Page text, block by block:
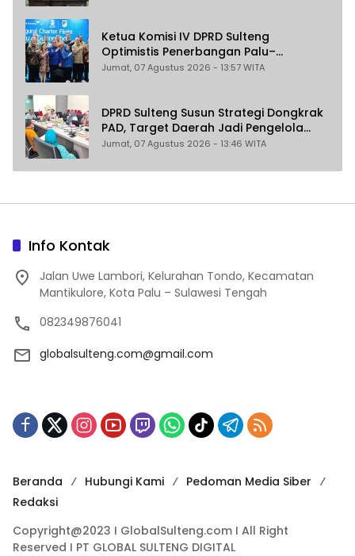
Ketua Komisi IV DPRD Sulteng
Optimistis Penerbangan Palu–
Guangzhou Dongkrak Ekspor dan
Jumat, 07 Agustus 2026 - 13:57 WITA
DPRD Sulteng Susun Strategi Dongkrak
PAD, Target Daerah Jadi Pengelola
Sekaligus Penghasil
Jumat, 07 Agustus 2026 - 13:46 WITA
Info Kontak
Jalan Uwe Lambori, Kelurahan Tondo, Kecamatan
Mantikulore, Kota Palu – Sulawesi Tengah
082349876041
globalsulteng.com@gmail.com
Beranda Hubungi Kami
Pedoman Media Siber
Redaksi
Copyright@2023 I GlobalSulteng.com I All Right
Reserved I PT GLOBAL SULTENG DIGITAL